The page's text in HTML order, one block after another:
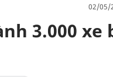
02/05/
3.000 xe